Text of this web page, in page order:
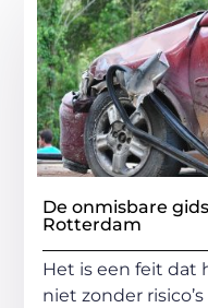
De onmisbare
Rotterdam
Het is een feit dat
niet zonder